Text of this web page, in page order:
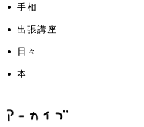
手相
出張講座
日々
本